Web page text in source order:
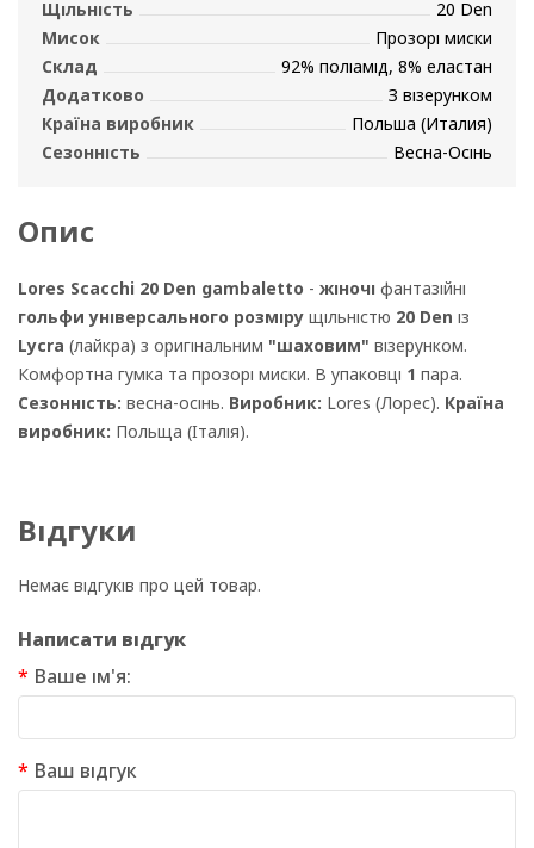
Щільність
20 Den
Мисок
Прозорі миски
Склад
92% поліамід, 8% еластан
Додатково
З візерунком
Країна виробник
Польша (Италия)
Сезонність
Весна-Осінь
Опис
Lores Scacchi 20 Den gambaletto - жіночі фантазійні
гольфи універсального розміру щільністю 20 Den із
Lycra (лайкра) з оригінальним "шаховим" візерунком.
Комфортна гумка та прозорі миски. В упаковці 1 пара.
Сезонність: весна-осінь. Виробник: Lores (Лорес). Країна
виробник: Польща (Італія).
Відгуки
Немає відгуків про цей товар.
Написати відгук
Ваше ім'я:
Ваш відгук